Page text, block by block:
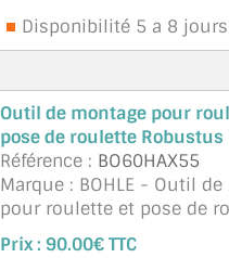
Disponibilité 5 a 8 jours
Outil de montage pour
pose de roulette Robustus
Référence : BO60HAX55
Marque : BOHLE - Outil
pour roulette et pose de
Robustus
Prix : 90.00€ TTC